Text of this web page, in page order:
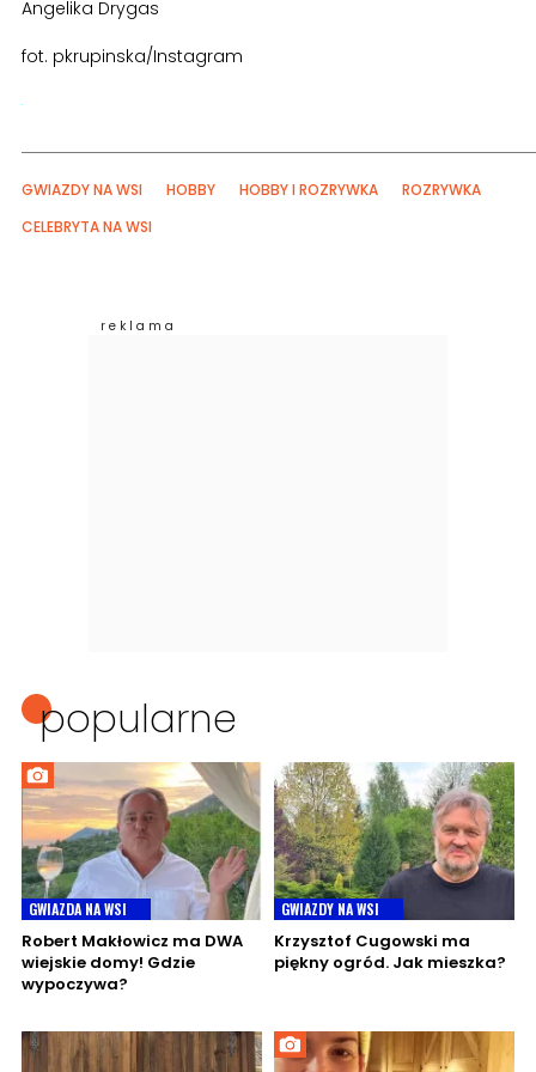
Angelika Drygas
fot. pkrupinska/Instagram
GWIAZDY NA WSI HOBBY HOBBY I ROZRYWKA
ROZRYWKA
CELEBRYTA NA WSI
popularne
GWIAZDA NA WSI
Robert Makłowicz ma DWA
wiejskie domy! Gdzie
wypoczywa?
GWIAZDY NA WSI
Krzysztof Cugowski ma
piękny ogród. Jak mieszka?